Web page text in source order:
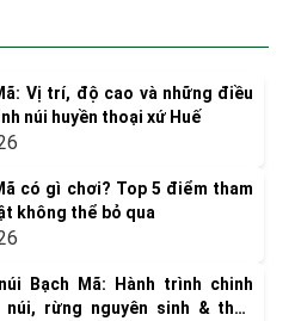
Vị trí, độ cao và những điều
núi huyền thoại xứ Huế
có gì chơi? Top 5 điểm tham
không thể bỏ qua
Bạch Mã: Hành trình chinh
rừng nguyên sinh & thác